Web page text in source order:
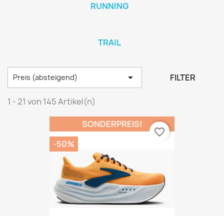
RUNNING
TRAIL
Preis (absteigend)  FILTER
1 - 21 von 145 Artikel(n)
SONDERPREIS!
-50%
favorite_border